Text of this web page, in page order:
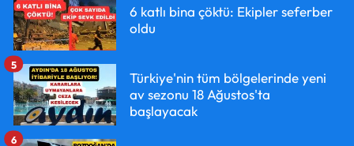
6 katlı bina çöktü: Ekipler seferber
oldu
Türkiye'nin tüm bölgelerinde yeni
av sezonu 18 Ağustos'ta
başlayacak
5
6